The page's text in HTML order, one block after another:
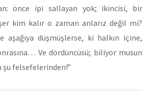
önce ipi sallayan yok; ikincisi, bir
kim kalır o zaman anlarız değil mi?
aşağıya düşmüşlerse, ki halkın içine,
Ve dördüncüsü; biliyor musun
şu felsefelerinden!”